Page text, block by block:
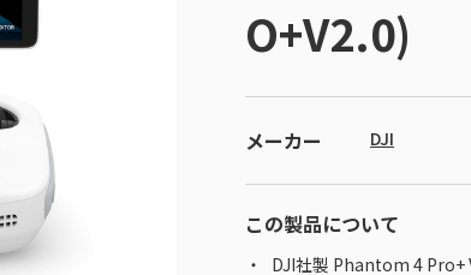
O+V2.0)
メーカー DJI
この製品について
DJI社製 Phantom 4 Pro+